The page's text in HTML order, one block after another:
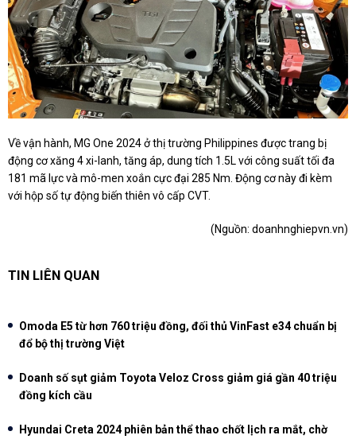
Về vận hành, MG One 2024 ở thị trường Philippines được trang bị
động cơ xăng 4 xi-lanh, tăng áp, dung tích 1.5L với công suất tối đa
181 mã lực và mô-men xoắn cực đại 285 Nm. Động cơ này đi kèm
với hộp số tự động biến thiên vô cấp CVT.
(Nguồn: doanhnghiepvn.vn)
TIN LIÊN QUAN
Omoda E5 từ hơn 760 triệu đồng, đối thủ VinFast e34 chuẩn bị
đổ bộ thị trường Việt
Doanh số sụt giảm Toyota Veloz Cross giảm giá gần 40 triệu
đồng kích cầu
Hyundai Creta 2024 phiên bản thể thao chốt lịch ra mắt, chờ